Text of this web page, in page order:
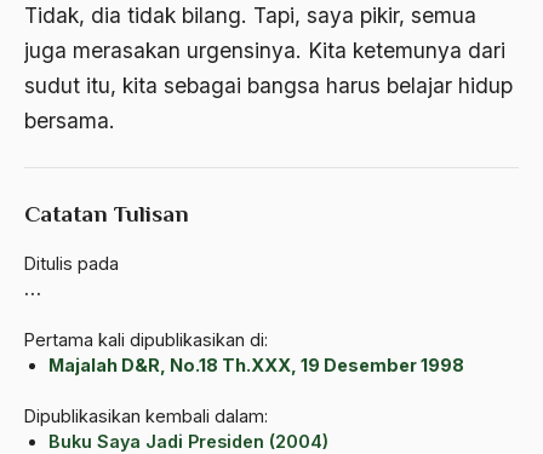
Tidak, dia tidak bilang. Tapi, saya pikir, semua
juga merasakan urgensinya. Kita ketemunya dari
sudut itu, kita sebagai bangsa harus belajar hidup
bersama.
Catatan Tulisan
Ditulis pada
…
Pertama kali dipublikasikan di:
Majalah D&R, No.18 Th.XXX, 19 Desember 1998
Dipublikasikan kembali dalam:
Buku Saya Jadi Presiden (2004)
Amirn Rais
amrozi
Anak ibrahim
Anatomi
Andi Mallarangeng
Andre Gide
Ansor
Antarumat Beragama